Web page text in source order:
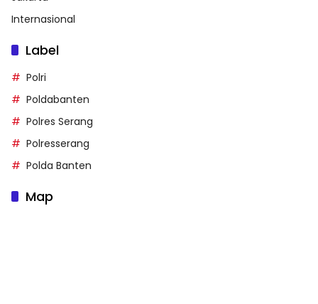
Internasional
Label
Polri
Poldabanten
Polres Serang
Polresserang
Polda Banten
Map